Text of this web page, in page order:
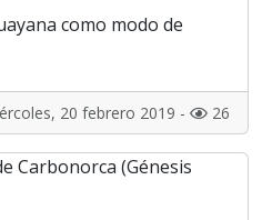
como modo de
20 febrero 2019 - 26